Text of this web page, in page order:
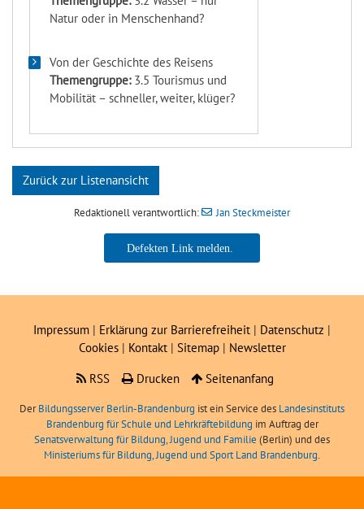
Natur oder in Menschenhand?
Von der Geschichte des Reisens
Themengruppe: 3.5 Tourismus und
Mobilität – schneller, weiter, klüger?
Zurück zur Listenansicht
Redaktionell verantwortlich: Jan Steckmeister
Jan Steckmeister
Impressum | Erklärung zur Barrierefreiheit | Datenschutz |
Cookies| Kontakt | Sitemap| Newsletter
RSS
Drucken Seitenanfang
DerBildungsserver Berlin-Brandenburg ist ein Service des Landesinstituts
Brandenburg für Schule und Lehrkräftebildung im Auftrag der
Senatsverwaltung für Bildung, Jugend und Familie (Berlin) und des
Ministeriums für Bildung, Jugend und Sport Land Brandenburg.